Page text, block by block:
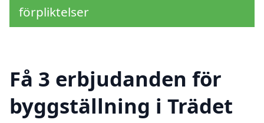
förpliktelser
Få 3 erbjudanden för
byggställning i Trädet